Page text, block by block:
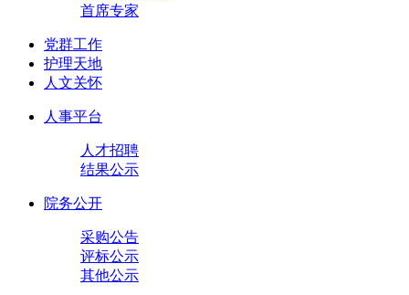
首席专家
党群工作
护理天地
人文关怀
人事平台
人才招聘
结果公示
院务公开
采购公告
评标公示
其他公示